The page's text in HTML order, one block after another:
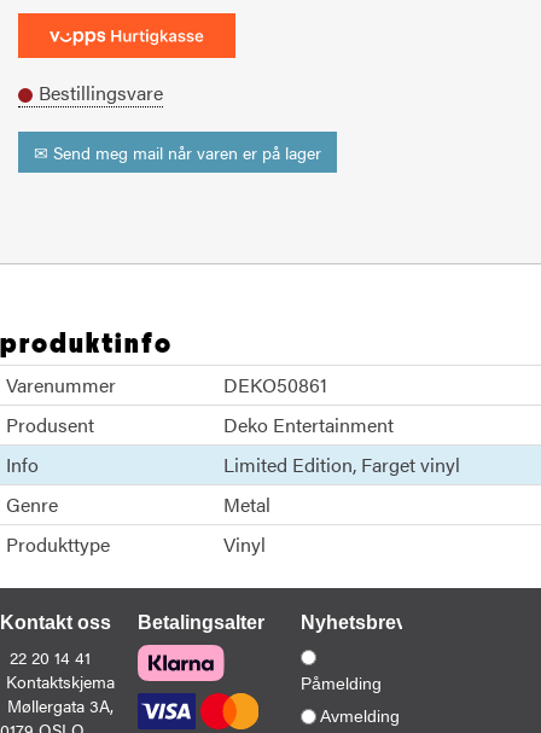
Bestillingsvare
✉ Send meg mail når varen er på lager
produktinfo
Varenummer
DEKO50861
Produsent
Deko Entertainment
Info
Limited Edition Farget vinyl
Genre
Metal
Produkttype
Vinyl
Kontakt oss
22 20 14 41
Kontaktskjema
Møllergata 3A,
BetalingsalternativerNyhetsbrev
Påmelding
Avmelding